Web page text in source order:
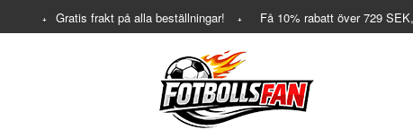
Gratis frakt på alla beställningar! Få 10% rabatt över729